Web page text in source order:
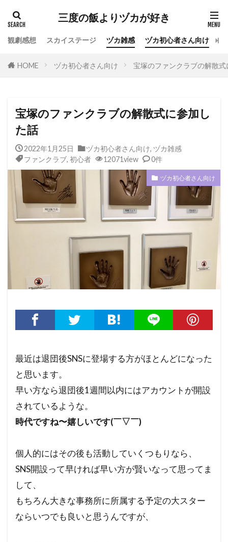
三度の飯よりヅカが好き
観劇感想 スカイステージ ヅカ雑感 ヅカ初心者さん向け
HOME ヅカ初心者さん向け 宝塚のファンクラブの解散
宝塚のファンクラブの解散式に参加し
た話
2022年1月25日 ヅカ初心者さん向け, ヅカ雑感
ファンクラブ, 初心者 12071view 0件
ヅカ初心者さん向け
最近は退団後SNSに登場する方がほとんどになった
と思います。
早い方なら退団後1週間以内にはアカウントが開設
されているような。
時代ですね〜嬉しいです(￣▽￣)
個人的にはその後も活動していくつもりなら、
SNS開設って早ければ早い方が賢いなって思ってま
して、
もちろん大きな事務所に所属する予定の大スター
ならいつでも良いと思うんですが、
専科 花組 月組 雪組
星組
スカステ
オペラグラス
レヴュースタァライト
大人会
おすすめ飲食店
初心者
初観劇
観劇マナー
かげきしょうじょ!!
検索